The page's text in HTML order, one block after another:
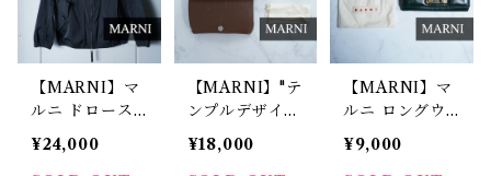
【MARNI】マ
ルニ ドロース
トリングスノー
カラージッパー
¥24,000
【MARNI】"テ
ンプルデザイ
ン" サングラス
brown
¥18,000
【MARNI】マ
ルニ ロングウ
ォレット dark
green
¥9,000